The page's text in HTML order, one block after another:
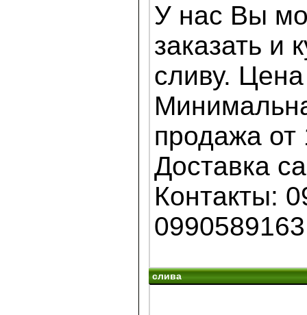
У нас Вы
заказать и
сливу.
продажа от
Доставка
Контакты:
слива